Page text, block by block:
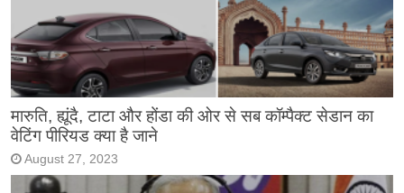
मारुति, ह्यूंदै, टाटा और होंडा की ओर से सब कॉम्पैक्ट सेडान का
वेटिंग पीरियड क्या है जाने
August 27, 2023